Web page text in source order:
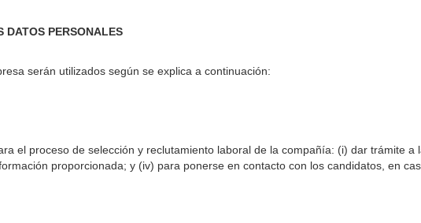
DATOS PERSONALES
serán utilizados según se explica a continuación:
el proceso de selección y reclutamiento laboral de la compañía: (i) dar trámite
proporcionada; y (iv) para ponerse en contacto con los candidatos, en